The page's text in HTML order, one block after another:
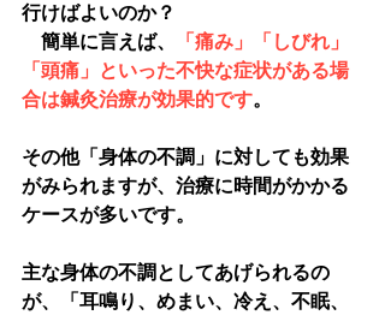
行けばよいのか？
簡単に言えば、
「痛み」「しびれ」
「頭痛」といった不快な症状がある場
合は鍼灸治療が効果的です。
その他「身体の不調」に対しても効果
がみられますが、治療に時間がかかる
ケースが多いです。
主な身体の不調としてあげられるの
が、「耳鳴り、めまい、冷え、不眠、